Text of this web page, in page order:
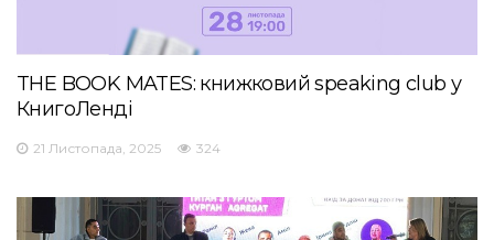
THE BOOK MATES: книжковий speaking club у
КнигоЛенді
21 Листопада, 2025 324